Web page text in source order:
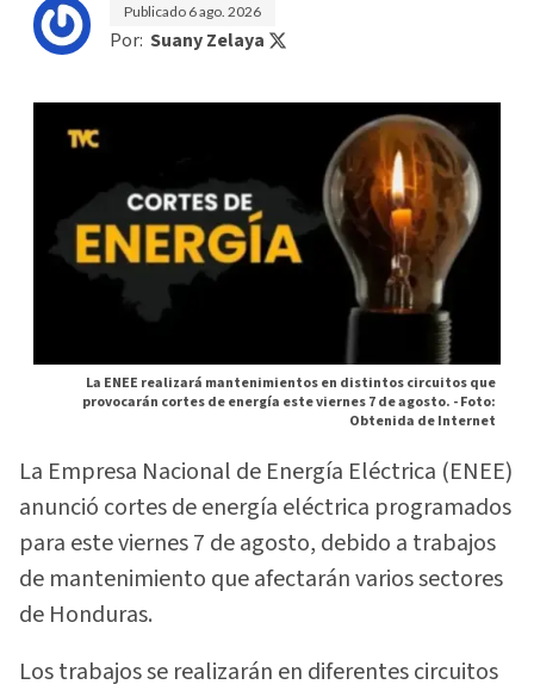
Publicado 6 ago. 2026
Por: Suany Zelaya
La ENEE realizará mantenimientos en distintos circuitos que
provocarán cortes de energía este viernes 7 de agosto. -Foto:
Obtenida de Internet
La Empresa Nacional de Energía Eléctrica (ENEE)
anunció cortes de energía eléctrica programados
para este viernes 7 de agosto, debido a trabajos
de mantenimiento que afectarán varios sectores
de Honduras.
Los trabajos se realizarán en diferentes circuitos